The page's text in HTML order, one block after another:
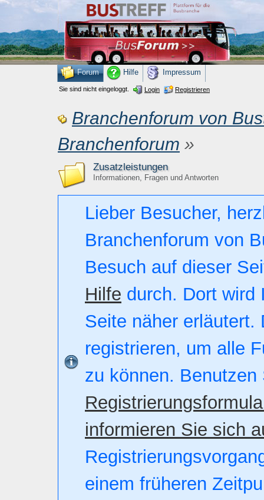
Forum Hilfe Impressum
Sie sind nicht eingeloggt. Login Registrieren
Branchenforum von
Branchenforum »
Zusatzleistungen
Informationen, Fragen und Antworten
Lieber Besucher,
Branchenforum von
Besuch auf dieser
Hilfe durch. Dort wird
Seite näher erläutert.
registrieren, um alle
zu können. Benutzen
informieren Sie sich
einem früheren